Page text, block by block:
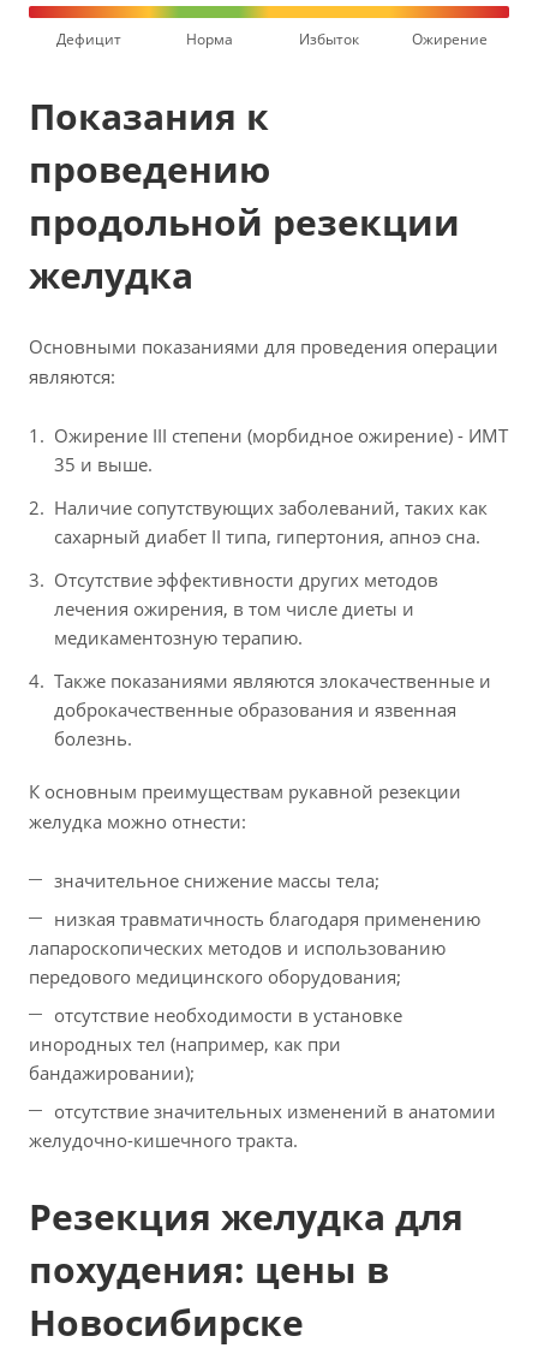
Дефицит Норма Избыток Ожирение
Показания к
проведению
продольной резекции
желудка
Основными показаниями для проведения операции
являются:
Ожирение III степени (морбидное ожирение) - ИМТ
35 и выше.
Наличие сопутствующих заболеваний, таких как
сахарный диабет II типа, гипертония, апноэ сна.
Отсутствие эффективности других методов
лечения ожирения, в том числе диеты и
медикаментозную терапию.
Также показаниями являются злокачественные и
доброкачественные образования и язвенная
болезнь.
К основным преимуществам рукавной резекции
желудка можно отнести:
значительное снижение массы тела;
низкая травматичность благодаря применению
лапароскопических методов и использованию
передового медицинского оборудования;
отсутствие необходимости в установке
инородных тел (например, как при
бандажировании);
отсутствие значительных изменений в анатомии
желудочно-кишечного тракта.
Резекция желудка для
похудения: цены в
Новосибирске